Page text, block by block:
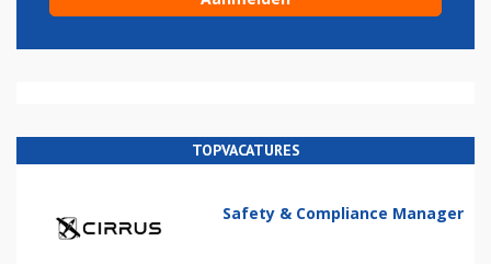
TOPVACATURES
Safety & Compliance Manager